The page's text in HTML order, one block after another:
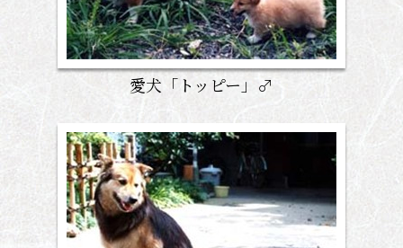
愛犬「トッピー」♂